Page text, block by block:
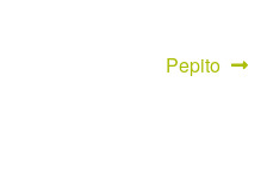
Nächster
Pepito